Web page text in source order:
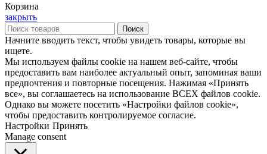
Корзина
закрыть
Поиск
Начните вводить текст, чтобы увидеть товары, которые вы
ищете.
Мы используем файлы cookie на нашем веб-сайте, чтобы
предоставить вам наиболее актуальный опыт, запоминая ваши
предпочтения и повторные посещения. Нажимая «Принять
все», вы соглашаетесь на использование ВСЕХ файлов cookie.
Однако вы можете посетить «Настройки файлов cookie»,
чтобы предоставить контролируемое согласие.
Настройки Принять
Manage consent